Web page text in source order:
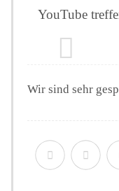
YouTube
Wir sind sehr